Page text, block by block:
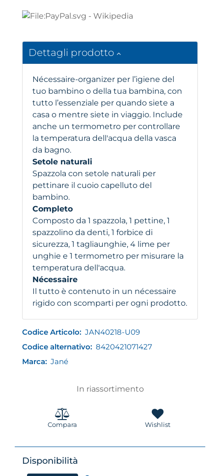
Dettagli prodotto
Nécessaire-organizer per l’igiene del
tuo bambino o della tua bambina, con
tutto l’essenziale per quando siete a
casa o mentre siete in viaggio. Include
anche un termometro per controllare
la temperatura dell'acqua della vasca
da bagno.
Setole naturali
Spazzola con setole naturali per
pettinare il cuoio capelluto del
bambino.
Completo
Composto da 1 spazzola, 1 pettine, 1
spazzolino da denti, 1 forbice di
sicurezza, 1 tagliaunghie, 4 lime per
unghie e 1 termometro per misurare la
temperatura dell'acqua.
Nécessaire
Il tutto è contenuto in un nécessaire
rigido con scomparti per ogni prodotto.
Codice Articolo: JAN40218-U09
Codice alternativo: 8420421071427
Marca: Jané
In riassortimento
Compara Wishlist
Disponibilità